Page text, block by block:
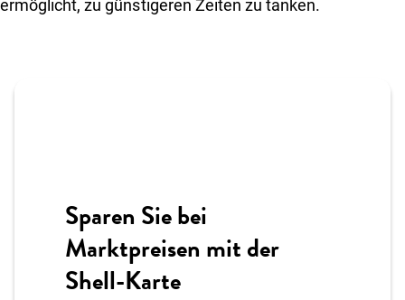
ermöglicht, zu günstigeren Zeiten zu tanken.
Sparen Sie bei
Marktpreisen mit der
Shell-Karte